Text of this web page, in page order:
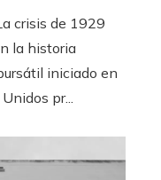
crisis de 1929
la historia
iniciado en
pr...